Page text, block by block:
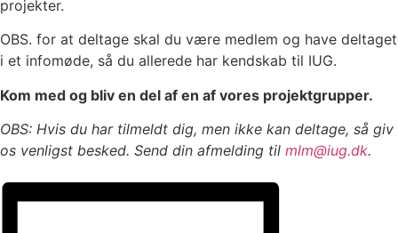
projekter.
OBS. for at deltage skal du være medlem og have deltaget
i et infomøde, så du allerede har kendskab til IUG.
Kom med og bliv en del af en af vores projektgrupper.
OBS: Hvis du har tilmeldt dig, men ikke kan deltage, så giv
os venligst besked. Send din afmelding til mlm@iug.dk.